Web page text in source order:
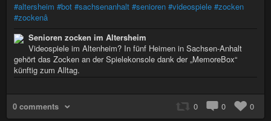
#altersheim #bot #sachsenanhalt #senioren #videospiele #zocken
#zockenâ
Senioren zocken im Altersheim
Videospiele im Altenheim? In fünf Heimen in Sachsen-Anhalt
gehört das Zocken an der Spielekonsole dank der „MemoreBox“
künftig zum Alltag.
0 comments 0 0 0